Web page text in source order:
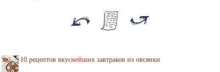
10 рецептов вкуснейших завтраков из овсянки